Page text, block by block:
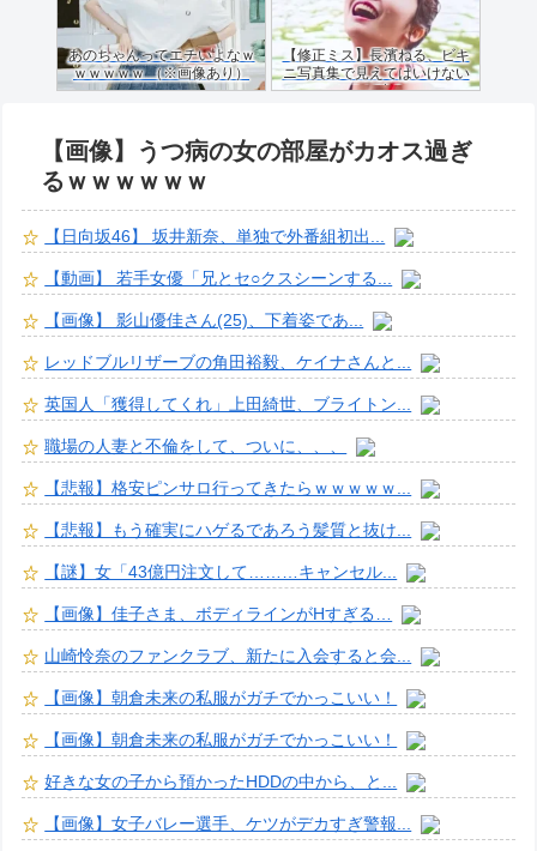
あのちゃんってエチいよなｗ
ｗｗｗｗｗ （※画像あり）
【修正ミス】長濱ねる、ビキ
ニ写真集で見えてはいけない
ものが映る…
【画像】うつ病の女の部屋がカオス過ぎ
るｗｗｗｗｗｗ
【日向坂46】 坂井新奈、単独で外番組初出...
【動画】 若手女優「兄とセ○クスシーンする...
【画像】 影山優佳さん(25)、下着姿であ...
レッドブルリザーブの角田裕毅、ケイナさんと...
英国人「獲得してくれ」上田綺世、ブライトン...
職場の人妻と不倫をして、ついに、、、
【悲報】格安ピンサロ行ってきたらｗｗｗｗｗ...
【悲報】もう確実にハゲるであろう髪質と抜け...
【謎】女「43億円注文して………キャンセル...
【画像】佳子さま、ボディラインがHすぎる…
山崎怜奈のファンクラブ、新たに入会すると会...
【画像】朝倉未来の私服がガチでかっこいい！
【画像】朝倉未来の私服がガチでかっこいい！
好きな女の子から預かったHDDの中から、と...
【画像】女子バレー選手、ケツがデカすぎ警報...